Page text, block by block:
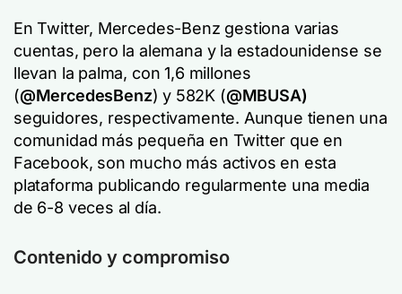
En Twitter, Mercedes-Benz gestiona varias
cuentas, pero la alemana y la estadounidense se
llevan la palma, con 1,6 millones
(@MercedesBenz) y 582K (@MBUSA)
seguidores, respectivamente. Aunque tienen una
comunidad más pequeña en Twitter que en
Facebook, son mucho más activos en esta
plataforma publicando regularmente una media
de 6-8 veces al día.
Contenido y compromiso